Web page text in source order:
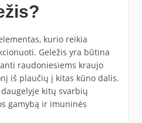
kurio reikia
Geležis yra būtina
raudoniesiems kraujo
iš plaučių į kitas kūno dalis.
kitų svarbių
gamybą ir imuninės